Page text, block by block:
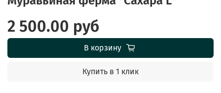
2 500.00 руб
В корзину
Купить в 1 клик